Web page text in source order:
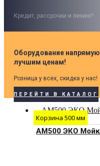
Кредит, рассрочки и лизинг!
Оборудование
лучшим ценам!
Розница у всех, скидка у нас!
ПЕРЕЙТИ В КАТАЛОГ
Корзина 500 мм
АМ500 ЭКО